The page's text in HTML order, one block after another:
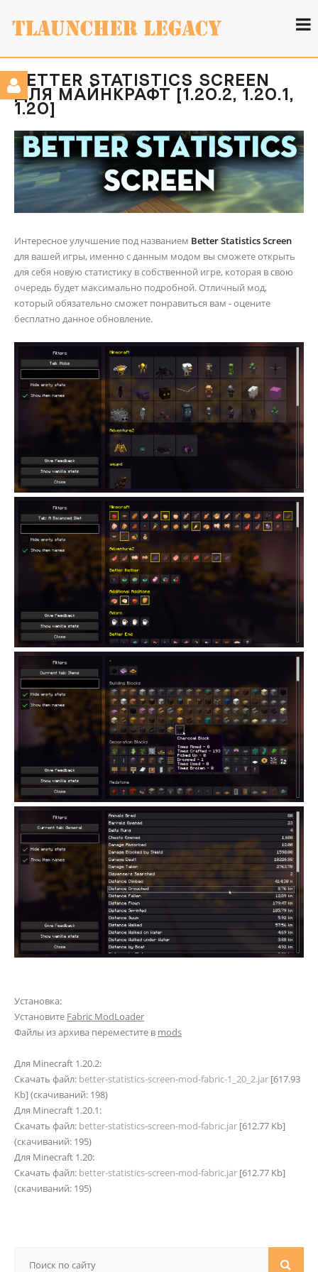
BETTER STATISTICS SCREEN
ДЛЯ МАЙНКРАФТ [1.20.2, 1.20.1,
1.20]
Интересное улучшение под названием Better Statistics Screen
для вашей игры, именно с данным модом вы сможете открыть
для себя новую статистику в собственной игре, которая в свою
очередь будет максимально подробной. Отличный мод,
который обязательно сможет понравиться вам - оцените
бесплатно данное обновление.
Установка:
Установите Fabric ModLoader
Файлы из архива переместите в mods
Для Minecraft 1.20.2:
Скачать файл: better-statistics-screen-mod-fabric-1_20_2.jar
Kb] (cкачиваний: 198)
Для Minecraft 1.20.1:
Скачать файл: better-statistics-screen-mod-fabric.jar
(cкачиваний: 195)
Для Minecraft 1.20:
Скачать файл: better-statistics-screen-mod-fabric.jar
(cкачиваний: 195)